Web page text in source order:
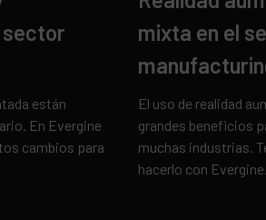
sector
están
En Evergine
cambios para
mixta en el
El uso de realidad
grandes beneficios
muchas industrias.
hacerlo con Evergine.